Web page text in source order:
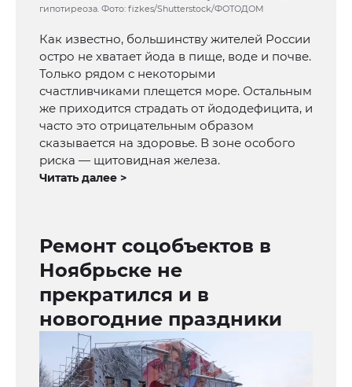
гипотиреоза. Фото: fizkes/Shutterstock/ФОТОДОМ
Как известно, большинству жителей России
остро не хватает йода в пище, воде и почве.
Только рядом с некоторыми
счастливчиками плещется море. Остальным
же приходится страдать от йододефицита, и
часто это отрицательным образом
сказывается на здоровье. В зоне особого
риска — щитовидная железа.
Читать далее >
Ремонт соцобъектов в
Ноябрьске не
прекратился и в
новогодние праздники